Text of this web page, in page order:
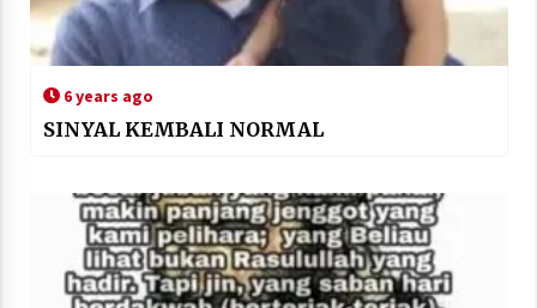
6 years ago
SINYAL KEMBALI NORMAL